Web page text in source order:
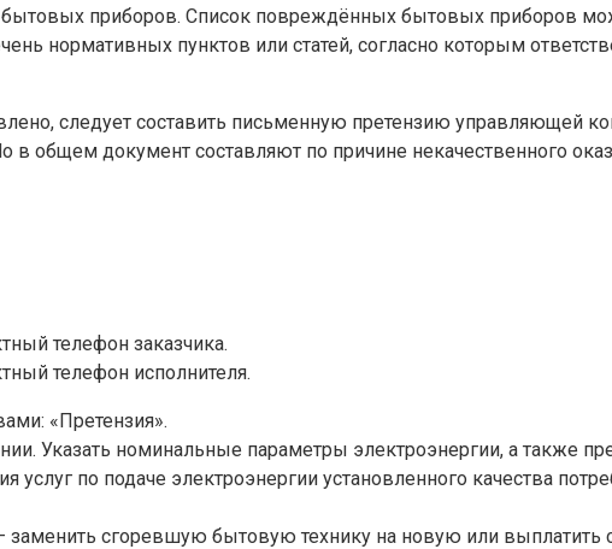
бытовых приборов. Список повреждённых бытовых приборов
нормативных пунктов или статей, согласно которым
следует составить письменную претензию управляющей
в общем документ составляют по причине некачественного
телефон заказчика.
телефон исполнителя.
«Претензия».
Указать номинальные параметры электроэнергии, а также
услуг по подаче электроэнергии установленного качества
заменить сгоревшую бытовую технику на новую или